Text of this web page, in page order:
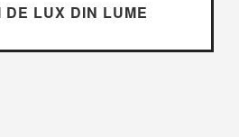
LUX DIN LUME